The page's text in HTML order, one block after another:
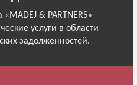
& PARTNERS»
услуги в области
задолженностей.